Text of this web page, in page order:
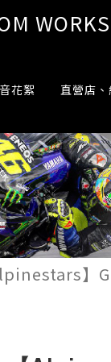
花絮 直營店
】